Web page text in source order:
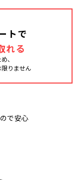
トで
れる
、
りません
で安心